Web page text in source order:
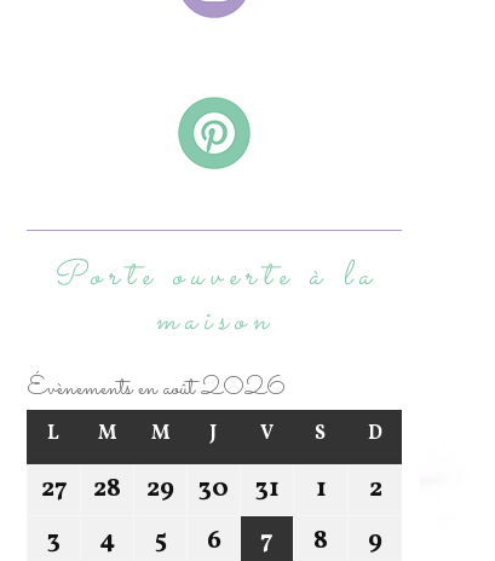
Porte ouverte à la
maison
Évènements en août 2026
L M M J V S D
27 28 29 30 31 1
2
3
4 5 6 7 8
9